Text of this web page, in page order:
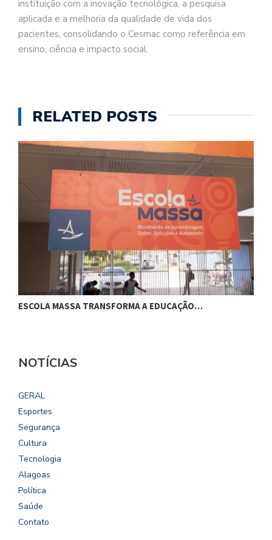
instituição com a inovação tecnológica, a pesquisa
aplicada e a melhoria da qualidade de vida dos
pacientes, consolidando o Cesmac como referência em
ensino, ciência e impacto social.
RELATED POSTS
ESCOLA MASSA TRANSFORMA A EDUCAÇÃO…
NOTÍCIAS
GERAL
Esportes
Segurança
Cultura
Tecnologia
Alagoas
Política
Saúde
Contato